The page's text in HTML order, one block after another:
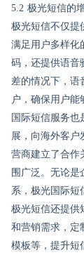
5.2 极光短信的
极光短信不仅提
满足用户多样化
码，还提供语音
差的情况下，语
户，确保用户能
国际短信服务
展，向海外客户
营商建立了合作
围广泛。无论是
系，极光国际短
极光短信还提供
和营销需求，定
模板等，提升短